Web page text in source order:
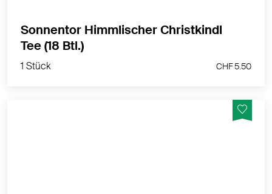
1 Stück
Sonnentor Himmlischer Christkindl
Tee (18 Btl.)
1 Stück CHF 5.50